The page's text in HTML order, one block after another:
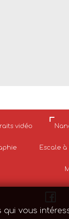
vidéo
Escale
vous